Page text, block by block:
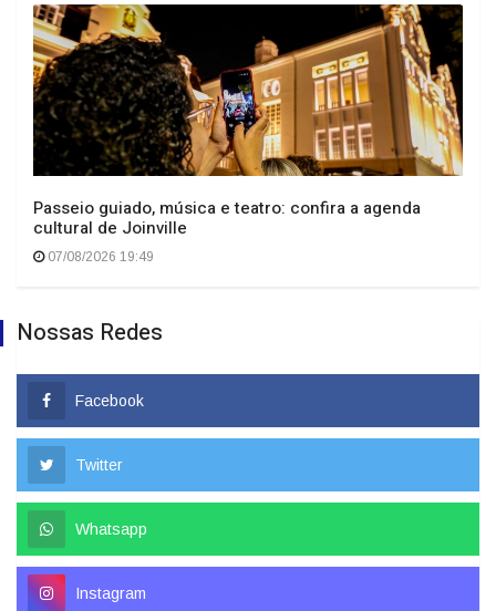
Passeio guiado, música e teatro: confira a agenda
cultural de Joinville
07/08/2026 19:49
Nossas Redes
Facebook
Twitter
Whatsapp
Instagram